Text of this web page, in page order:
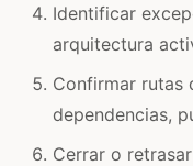
Identificar
arquitectura
Confirmar rutas
dependencias,
Cerrar o